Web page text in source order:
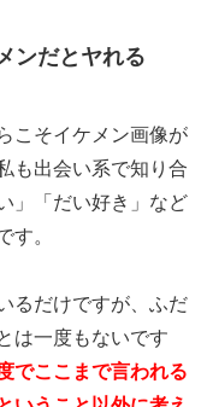
ンだとヤれる
こそイケメン画像が
も出会い系で知り合
」「だい好き」など
す。
るだけですが、ふだ
は一度もないです
でここまで言われる